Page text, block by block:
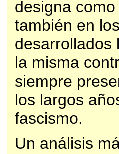
designa
también en
desarrollados
la misma
siempre
los largos
fascismo.
Un análisis